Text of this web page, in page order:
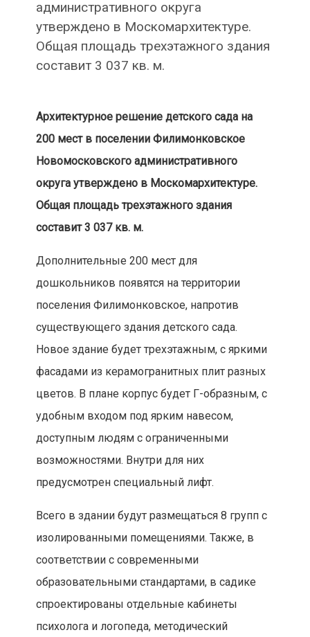
административного округа
утверждено в Москомархитектуре.
Общая площадь трехэтажного здания
составит 3 037 кв. м.
Архитектурное решение детского сада на
200 мест в поселении Филимонковское
Новомосковского административного
округа утверждено в Москомархитектуре.
Общая площадь трехэтажного здания
составит 3 037 кв. м.
Дополнительные 200 мест для
дошкольников появятся на территории
поселения Филимонковское, напротив
существующего здания детского сада.
Новое здание будет трехэтажным, с яркими
фасадами из керамогранитных плит разных
цветов. В плане корпус будет Г-образным, с
удобным входом под ярким навесом,
доступным людям с ограниченными
возможностями. Внутри для них
предусмотрен специальный лифт.
Всего в здании будут размещаться 8 групп с
изолированными помещениями. Также, в
соответствии с современными
образовательными стандартами, в садике
спроектированы отдельные кабинеты
психолога и логопеда, методический